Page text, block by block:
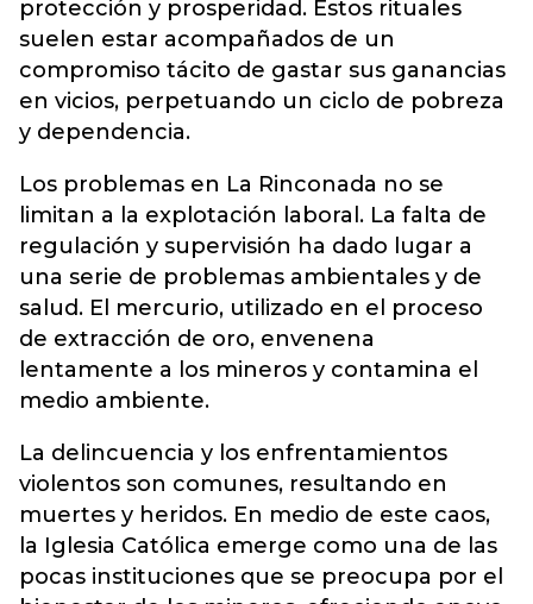
protección y prosperidad. Estos rituales
suelen estar acompañados de un
compromiso tácito de gastar sus ganancias
en vicios, perpetuando un ciclo de pobreza
y dependencia.
Los problemas en La Rinconada no se
limitan a la explotación laboral. La falta de
regulación y supervisión ha dado lugar a
una serie de problemas ambientales y de
salud. El mercurio, utilizado en el proceso
de extracción de oro, envenena
lentamente a los mineros y contamina el
medio ambiente.
La delincuencia y los enfrentamientos
violentos son comunes, resultando en
muertes y heridos. En medio de este caos,
la Iglesia Católica emerge como una de las
pocas instituciones que se preocupa por el